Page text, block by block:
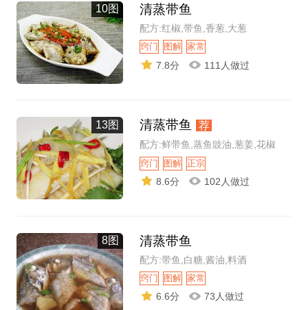
10图 清蒸带鱼
配方:红椒,带鱼,香葱,大葱
窍门 图解 家常
7.8分 111人做过
13图 清蒸带鱼 荐
配方:鲜带鱼,蒸鱼豉油,葱姜,花椒
窍门 图解 正宗
8.6分 102人做过
8图 清蒸带鱼
配方:带鱼,白糖,酱油,料酒
窍门 图解 家常
6.6分 73人做过